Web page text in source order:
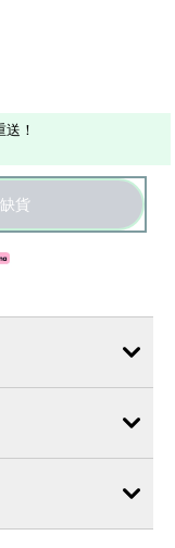
送！
缺貨